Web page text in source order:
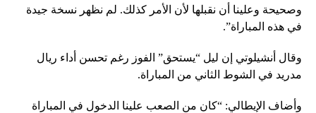
وصحيحة وعلينا أن نقبلها لأن الأمر كذلك. لم نظهر نسخة جيدة
في هذه المباراة”.
وقال أنشيلوتي إن ليل “يستحق” الفوز رغم تحسن أداء ريال
مدريد في الشوط الثاني من المباراة.
وأضاف الإيطالي: “كان من الصعب علينا الدخول في المباراة